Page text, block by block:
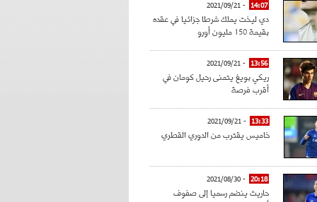
14:07
- 2021/09/21
دي ليخت يملك شرطا جزائيا في عقده
بقيمة 150 مليون أورو
13:56
- 2021/09/21
ريكي بويغ يتمنى رحيل كومان في
أقرب فرصة
13:33
- 2021/09/21
خاميس يقترب من الدوري القطري
20:18
- 2021/08/30
حاريث ينضم رسميا إلى صفوف